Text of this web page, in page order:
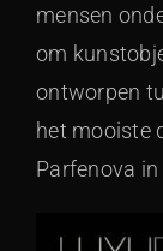
mensen
om
ontworpen
het mooiste
Parfenova